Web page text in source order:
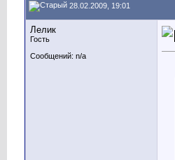
28.02.2009, 19:01
Лелик
Гость
Сообщений: n/a